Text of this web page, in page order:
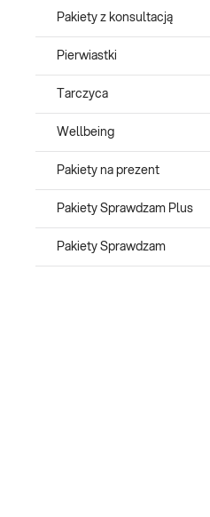
Pakiety z konsultacją
Pierwiastki
Tarczyca
Wellbeing
Pakiety na prezent
Pakiety Sprawdzam Plus
Pakiety Sprawdzam